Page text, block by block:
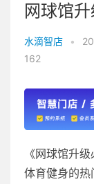
网球馆
水滴智店 •
162
《网球馆升
体育健身的